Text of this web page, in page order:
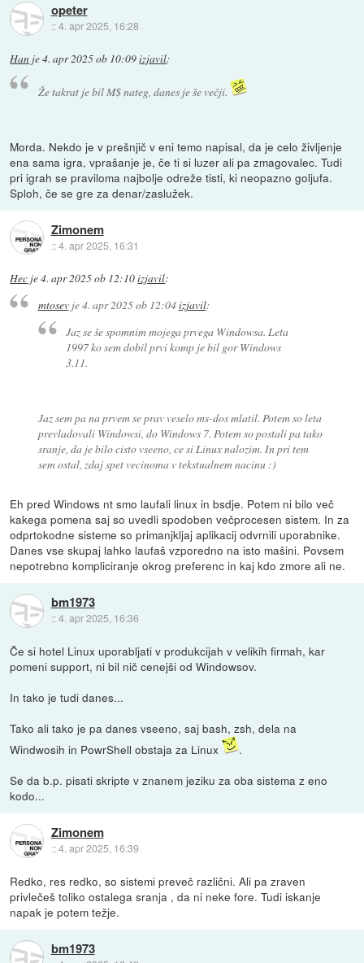
opeter
::4. apr 2025, 16:28
Han je4. apr 2025 ob 10:09izjavil:
Že takrat je bil M$ nateg, danes je še večji.
Morda. Nekdo je v prešnjič v eni temo napisal, da je celo življenje
ena sama igra, vprašanje je, če ti si luzer ali pa zmagovalec. Tudi
pri igrah se praviloma najbolje odreže tisti, ki neopazno goljufa.
Sploh, če se gre za denar/zaslužek.
Zimonem
::4. apr 2025, 16:31
Hec je4. apr 2025 ob 12:10izjavil:
mtosevje4. apr 2025 ob 12:04izjavil:
Jaz se še spomnim mojega prvega Windowsa. Leta
1997 ko sem dobil prvi komp je bil gor Windows
3.11.
Jaz sem pa na prvem se prav veselo ms-dos mlatil. Potem so leta
prevladovali Windowsi, do Windows 7. Potem so postali pa tako
sranje, da je bilo cisto vseeno, ce si Linux nalozim. In pri tem
sem ostal, zdaj spet vecinoma v tekstualnem nacinu :)
Eh pred Windows nt smo laufali linux in bsdje. Potem ni bilo več
kakega pomena saj so uvedli spodoben večprocesen sistem. In za
odprtokodne sisteme so primanjkljaj aplikacij odvrnili uporabnike.
Danes vse skupaj lahko laufaš vzporedno na isto mašini. Povsem
nepotrebno kompliciranje okrog preferenc in kaj kdo zmore ali ne.
bm1973
::4. apr 2025, 16:36
Če si hotel Linux uporabljati v produkcijah v velikih firmah, kar
pomeni support, ni bil nič cenejši od Windowsov.
In tako je tudi danes...
Tako ali tako je pa danes vseeno, saj bash, zsh, dela na
Windwosih in PowrShell obstaja za Linux
.
Se da b.p. pisati skripte v znanem jeziku za oba sistema z eno
kodo...
Zimonem
::4. apr 2025, 16:39
Redko, res redko, so sistemi preveč različni. Ali pa zraven
privlečeš toliko ostalega sranja , da ni neke fore. Tudi iskanje
napak je potem težje.
bm1973